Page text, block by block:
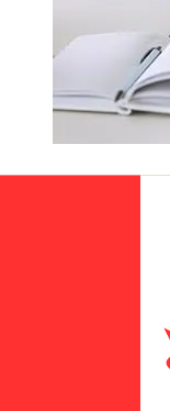
Hur snabb
Leveranstider för
från Sverige till
betalningsmetod
internationella
Faktorer som
också påverka